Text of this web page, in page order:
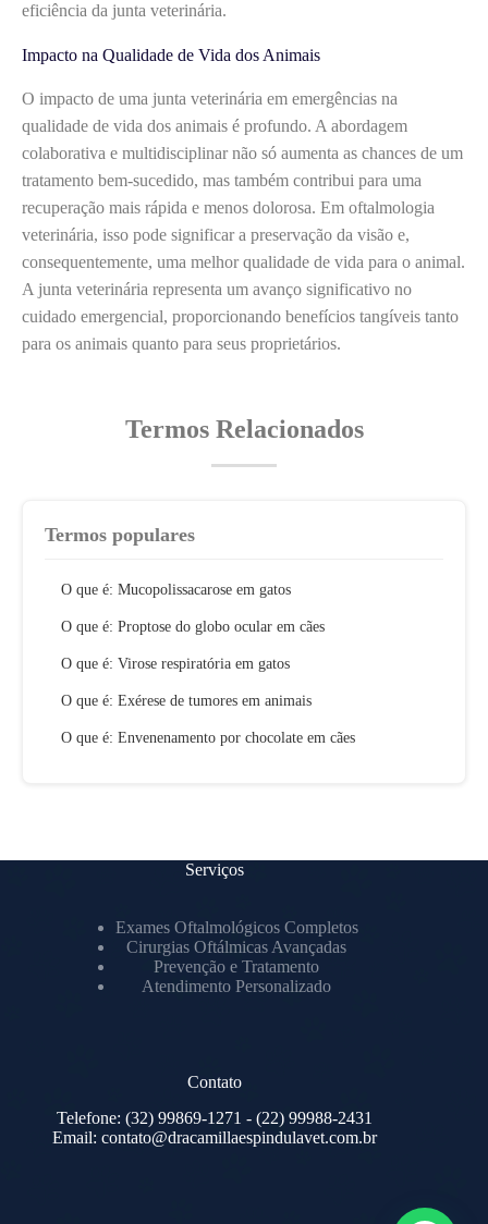
eficiência da junta veterinária.
Impacto na Qualidade de Vida dos Animais
O impacto de uma junta veterinária em emergências na
qualidade de vida dos animais é profundo. A abordagem
colaborativa e multidisciplinar não só aumenta as chances de um
tratamento bem-sucedido, mas também contribui para uma
recuperação mais rápida e menos dolorosa. Em oftalmologia
veterinária, isso pode significar a preservação da visão e,
consequentemente, uma melhor qualidade de vida para o animal.
A junta veterinária representa um avanço significativo no
cuidado emergencial, proporcionando benefícios tangíveis tanto
para os animais quanto para seus proprietários.
Termos Relacionados
Termos populares
O que é: Mucopolissacarose em gatos
O que é: Proptose do globo ocular em cães
O que é: Virose respiratória em gatos
O que é: Exérese de tumores em animais
O que é: Envenenamento por chocolate em cães
Serviços
Exames Oftalmológicos Completos
Cirurgias Oftálmicas Avançadas
Prevenção e Tratamento
Atendimento Personalizado
Contato
Telefone: (32) 99869-1271 - (22) 99988-2431
Email:contato@dracamillaespindulavet.com.br